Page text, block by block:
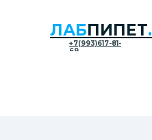
ЛАБПИПЕТ.
+7(993)617-81-
69